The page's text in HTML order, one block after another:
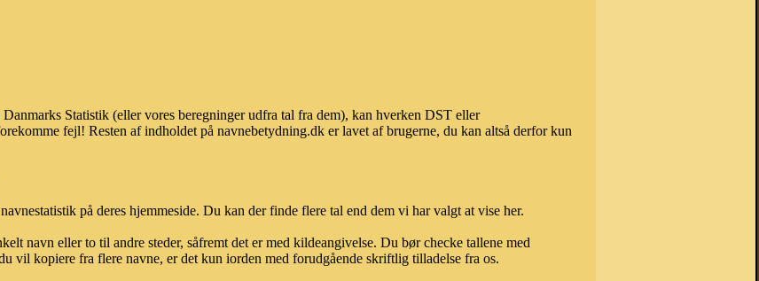
Statistik (eller vores beregninger udfra tal fra dem), kan hverken DST eller
fejl! Resten af indholdet på navnebetydning.dk er lavet af brugerne, du kan altså derfor kun
på deres hjemmeside. Du kan der finde flere tal end dem vi har valgt at vise her.
navn eller to til andre steder, såfremt det er med kildeangivelse. Du bør checke tallene med
vil kopiere fra flere navne, er det kun iorden med forudgående skriftlig tilladelse fra os.